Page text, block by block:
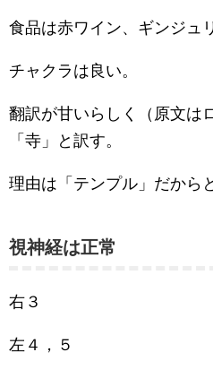
食品は赤ワイン、ギンジュ
チャクラは良い。
翻訳が甘いらしく（原文は
「寺」と訳す。
理由は「テンプル」だから
視神経は正常
右３
左４，５